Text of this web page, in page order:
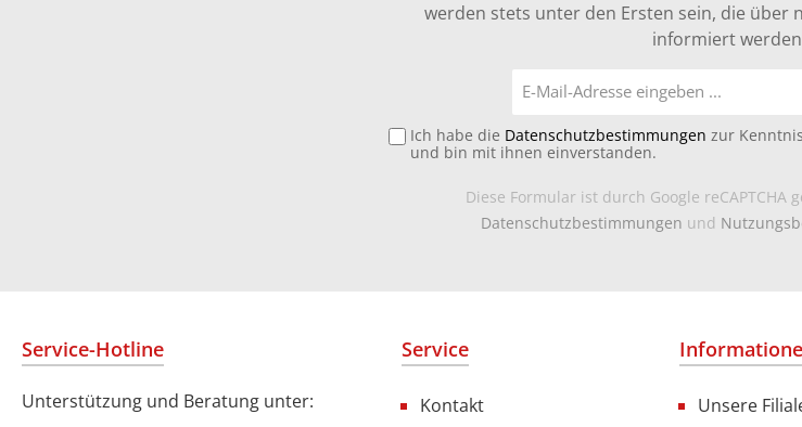
werden stets unter den Ersten sein, die über
informiert
Mail-
Ich habe die Datenschutzbestimmungen zur
und bin mit ihnen einverstanden.
Diese Formular ist durch Google reCAPTCHA
Datenschutzbestimmungen und
Service-Hotline
Unterstützung und Beratung unter:
Service
Kontakt
Unsere